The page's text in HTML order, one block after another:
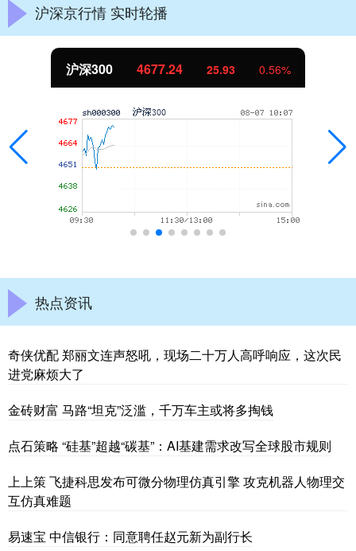
沪深京行情 实时轮播
沪深300 4677.24 25.93 0.56%
热点资讯
奇侠优配 郑丽文连声怒吼，现场二十万人高呼响应，这次民
进党麻烦大了
金砖财富 马路“坦克”泛滥，千万车主或将多掏钱
点石策略 “硅基”超越“碳基”：AI基建需求改写全球股市规则
上上策 飞捷科思发布可微分物理仿真引擎 攻克机器人物理交
互仿真难题
易速宝 中信银行：同意聘任赵元新为副行长